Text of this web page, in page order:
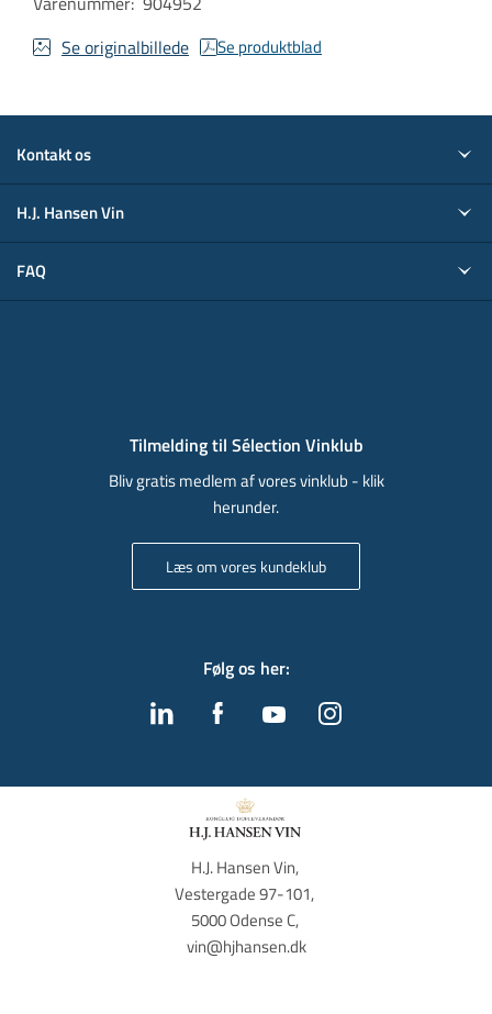
Se originalbillede
Se produktblad
Kontakt os
H.J. Hansen Vin
FAQ
Tilmelding til Sélection Vinklub
Bliv gratis medlem af vores vinklub - klik
herunder.
Læs om vores kundeklub
Følg os her:
H.J. Hansen Vin,
Vestergade 97-101,
5000 Odense C,
vin@hjhansen.dk